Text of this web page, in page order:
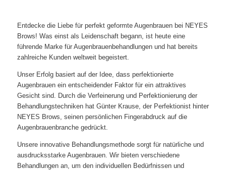
Entdecke die Liebe für perfekt geformte Augenbrauen bei NEYES
Brows! Was einst als Leidenschaft begann, ist heute eine
führende Marke für Augenbrauenbehandlungen und hat bereits
zahlreiche Kunden weltweit begeistert.
Unser Erfolg basiert auf der Idee, dass perfektionierte
Augenbrauen ein entscheidender Faktor für ein attraktives
Gesicht sind. Durch die Verfeinerung und Perfektionierung der
Behandlungstechniken hat Günter Krause, der Perfektionist hinter
NEYES Brows, seinen persönlichen Fingerabdruck auf die
Augenbrauenbranche gedrückt.
Unsere innovative Behandlungsmethode sorgt für natürliche und
ausdrucksstarke Augenbrauen. Wir bieten verschiedene
Behandlungen an, um den individuellen Bedürfnissen und